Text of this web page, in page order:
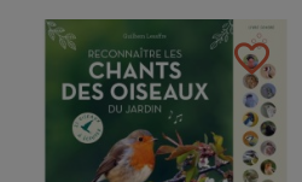
favorite_border